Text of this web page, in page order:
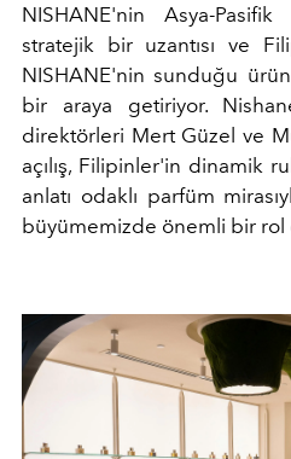
NISHANE'nin Asya-Pasifik
stratejik bir uzantısı ve
NISHANE'nin sunduğu
bir araya getiriyor.
direktörleri Mert Güzel ve
açılış, Filipinler'in dinamik
anlatı odaklı parfüm
büyümemizde önemli bir rol